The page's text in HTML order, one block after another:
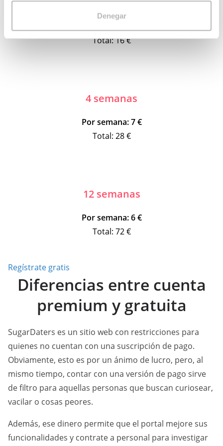
i
Denegar
2 semanas
Total: 16 €
4 semanas
Por semana: 7 €
Total: 28 €
12 semanas
Por semana: 6 €
Total: 72 €
Regístrate gratis
Diferencias entre cuenta
premium y gratuita
SugarDaters es un sitio web con restricciones para
quienes no cuentan con una suscripción de pago.
Obviamente, esto es por un ánimo de lucro, pero, al
mismo tiempo, contar con una versión de pago sirve
de filtro para aquellas personas que buscan curiosear,
vacilar o cosas peores.
Además, ese dinero permite que el portal mejore sus
funcionalidades y contrate a personal para investigar